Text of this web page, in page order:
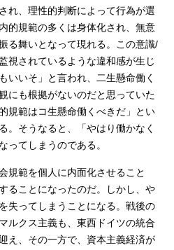
れ、理性的判断によって行為が選
的規範の多くは身体化され、無意
る舞いとなって現れる。この意識/
視されているような違和感が生じ
いいそ」と言われ、二生懸命働く
にも根拠がないのだと思っていた
規範はコ生懸命働くべきだ」とい
。そうなると、「やはり働かなく
てしまうのである。
規範を個人に内面化させること
ることになったのだ。しかし、や
失ってしまうことになる。戦後の
ルクス主義も、東西ドイツの統合
え、その一方で、資本主義経済が